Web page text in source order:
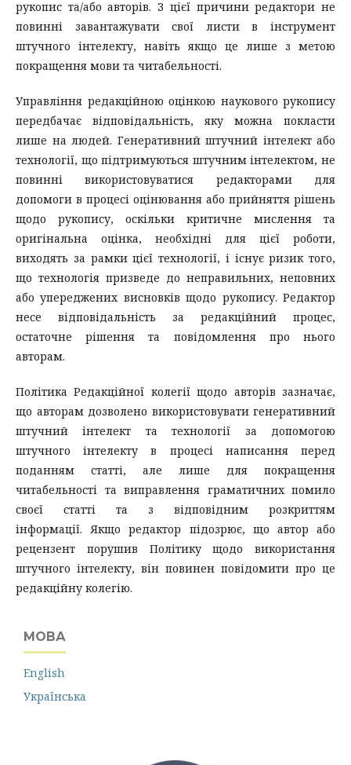
рукопис та/або авторів. З цієї причини редактори не
повинні завантажувати свої листи в інструмент
штучного інтелекту, навіть якщо це лише з метою
покращення мови та читабельності.
Управління редакційною оцінкою наукового рукопису
передбачає відповідальність, яку можна покласти
лише на людей. Генеративний штучний інтелект або
технології, що підтримуються штучним інтелектом, не
повинні використовуватися редакторами для
допомоги в процесі оцінювання або прийняття рішень
щодо рукопису, оскільки критичне мислення та
оригінальна оцінка, необхідні для цієї роботи,
виходять за рамки цієї технології, і існує ризик того,
що технологія призведе до неправильних, неповних
або упереджених висновків щодо рукопису. Редактор
несе відповідальність за редакційний процес,
остаточне рішення та повідомлення про нього
авторам.
Політика Редакційної колегії щодо авторів зазначає,
що авторам дозволено використовувати генеративний
штучний інтелект та технології за допомогою
штучного інтелекту в процесі написання перед
поданням статті, але лише для покращення
читабельності та виправлення граматичних помило
своєї статті та з відповідним розкриттям
інформації. Якщо редактор підозрює, що автор або
рецензент порушив Політику щодо використання
штучного інтелекту, він повинен повідомити про це
редакційну колегію.
МОВА
English
Українська